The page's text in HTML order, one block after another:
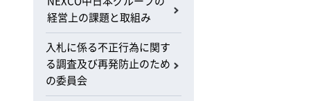
経営上の課題と取組み
入札に係る不正行為に関す
る調査及び再発防止のため
の委員会